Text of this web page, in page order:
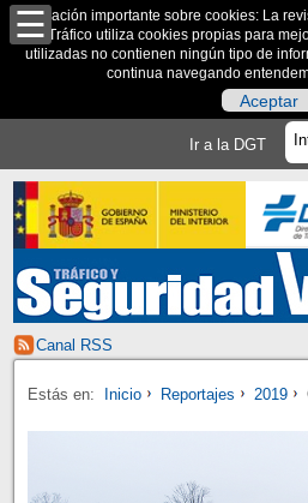
Información importante sobre cookies: La
de Tráfico utiliza cookies propias para
utilizadas no contienen ningún tipo de
continua navegando
Aceptar
Ir a la DGT
Canal RSS
Estás en: Inicio Reportajes 2019